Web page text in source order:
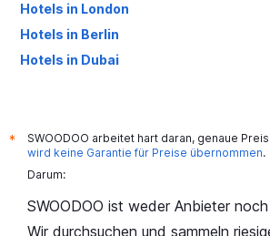
Hotels in London
Hotels in Berlin
Hotels in Dubai
*
SWOODOO arbeitet hart daran, genaue
wird keine Garantie für Preise übernommen.
Darum:
SWOODOO ist weder Anbieter
Wir durchsuchen und sammeln